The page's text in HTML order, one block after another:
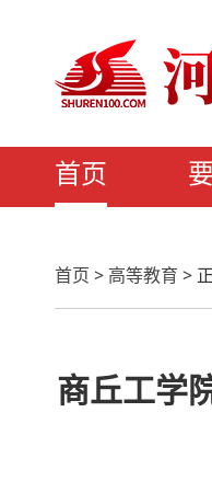
首页
首页 > 高等教育 >
商丘工学